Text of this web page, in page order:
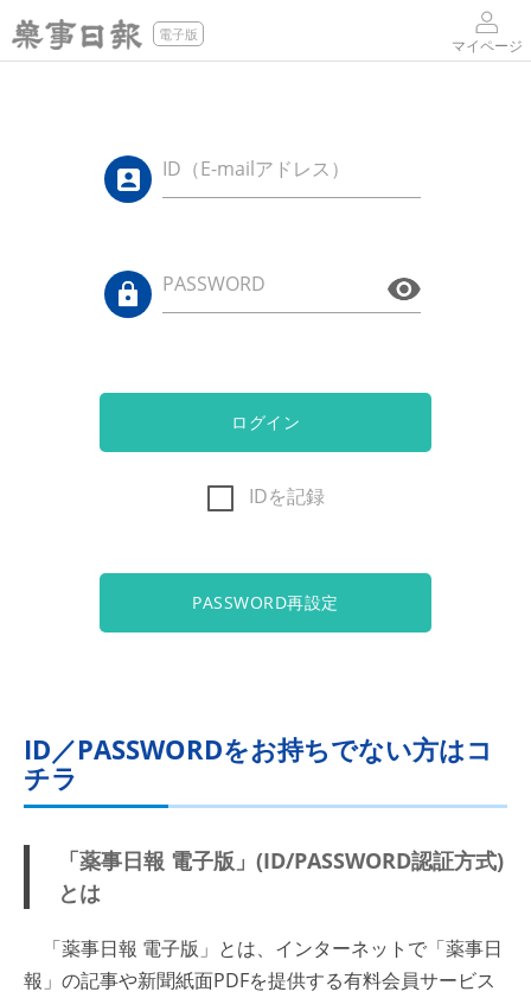
電子版
マイページ
ID（E-mailアドレス）
PASSWORD
ログイン
IDを記録
PASSWORD再設定
ID／PASSWORDをお持ちでない方はコ
チラ
「薬事日報 電子版」(ID/PASSWORD認証方式)
とは
「薬事日報 電子版」とは、インターネットで「薬事日
報」の記事や新聞紙面PDFを提供する有料会員サービス